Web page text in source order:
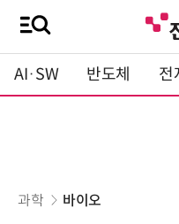
AI·SW 반도체 전
과학 바이오